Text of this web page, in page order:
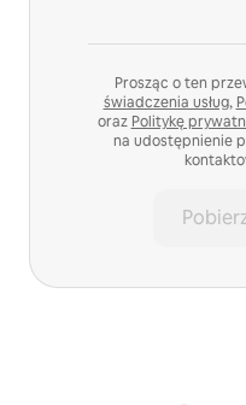
Prosząc o ten
świadczenia usług,
oraz Politykę
na udostępnienie